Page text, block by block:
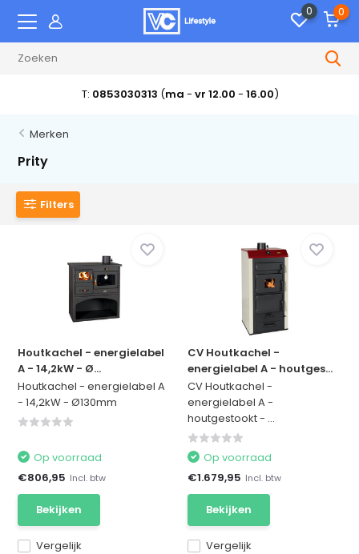
0 0
T: 0853030313 (ma - vr 12.00 - 16.00)
Merken
Prity
Filters
Houtkachel - energielabel
A - 14,2kW - Ø...
Houtkachel - energielabel A
- 14,2kW - Ø130mm
Vergelijk
Op voorraad
€806,95 Incl. btw
Bekijken
CV Houtkachel -
energielabel A - houtges...
CV Houtkachel -
energielabel A -
houtgestookt - ...
Vergelijk
Op voorraad
€1.679,95 Incl. btw
Bekijken